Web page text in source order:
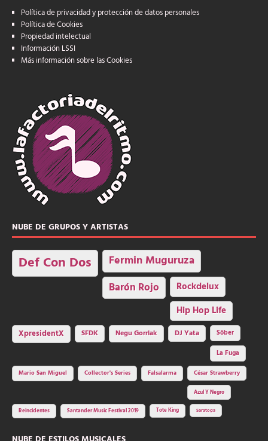
Política de privacidad y protección de datos personales
Política de Cookies
Propiedad intelectual
Información LSSI
Más información sobre las Cookies
NUBE DE GRUPOS Y ARTISTAS
Def Con Dos Fermin Muguruza
Barón Rojo Rockdelux
Hip Hop Life
XpresidentX SFDK Negu Gorriak DJ Yata
Sôber
La Fuga
Mario San Miguel
Collector's Series Falsalarma César Strawberry
Azul Y Negro
Reincidentes Santander Music Festival 2019 Tote King Saratoga